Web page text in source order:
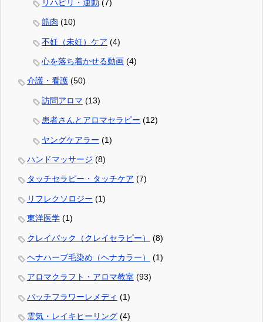
リハビリ・運動 (7)
筋肉 (10)
不妊（未妊）ケア (4)
心を落ち着かせる動画 (4)
介護・看護 (50)
訪問アロマ (13)
患者さんとアロマセラピー (12)
ヤングケアラー (1)
ハンドマッサージ (8)
タッチセラピー・タッチケア (7)
リフレクソロジー (1)
東洋医学 (1)
クレイパック（クレイセラピー） (8)
ヘナハーブ毛染め（ヘナカラー） (1)
アロマクラフト・アロマ教室 (93)
バッチフラワーレメディ (1)
霊気・レイキヒーリング (4)